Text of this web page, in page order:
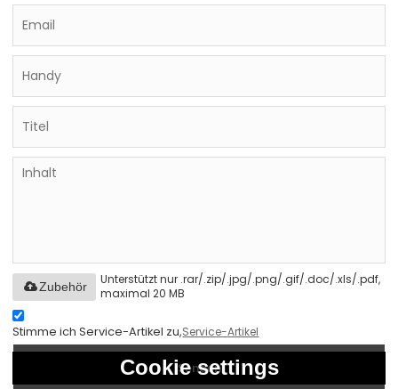
Unterstützt nur .rar/.zip/.jpg/.png/.gif/.doc/.xls/.pdf,
maximal 20 MB
Zubehör
Stimme ich Service-Artikel zu,Service-Artikel
Senden
Cookie settings